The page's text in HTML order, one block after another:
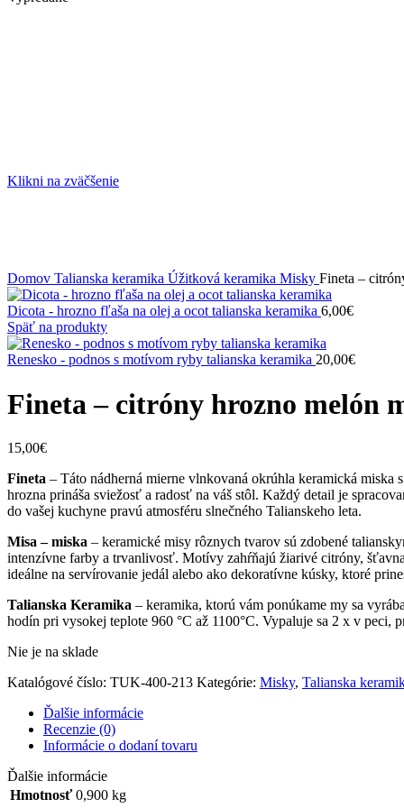
Klikni na zväčšenie
Domov Talianska keramika Úžitková keramika Misky Fineta –
Dicota - hrozno fľaša na olej a ocot talianska keramika 6,00€
Späť na produkty
Renesko - podnos s motívom ryby talianska keramika 20,00€
Fineta – citróny hrozno melón
15,00€
Fineta – Táto nádherná mierne vlnkovaná okrúhla keramická
hrozna prináša sviežosť a radosť na váš stôl. Každý detail je
do vašej kuchyne pravú atmosféru slnečného Talianskeho leta.
Misa – miska – keramické misy rôznych tvarov sú zdobené
intenzívne farby a trvanlivosť. Motívy zahŕňajú žiarivé citróny,
ideálne na servírovanie jedál alebo ako dekoratívne kúsky, ktoré
Talianska Keramika – keramika, ktorú vám ponúkame my sa
hodín pri vysokej teplote 960 °C až 1100°C. Vypaluje sa 2 x v
Nie je na sklade
Katalógové číslo: TUK-400-213 Kategórie: Misky, Talianska
Ďalšie informácie
Recenzie (0)
Informácie o dodaní tovaru
Ďalšie informácie
Hmotnosť 0,900 kg